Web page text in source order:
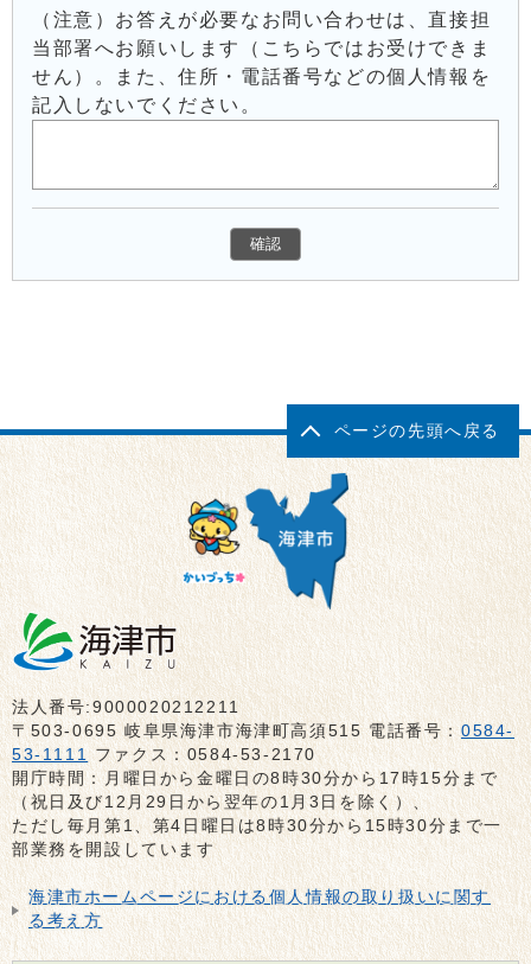
（注意）お答えが必要なお問い合わせは、直接担
当部署へお願いします（こちらではお受けできま
せん）。また、住所・電話番号などの個人情報を
記入しないでください。
ページの先頭へ戻る
法人番号:9000020212211
〒503-0695 岐阜県海津市海津町高須515 電話番号：0584-
53-1111 ファクス：0584-53-2170
開庁時間：月曜日から金曜日の8時30分から17時15分まで
（祝日及び12月29日から翌年の1月3日を除く）、
ただし毎月第1、第4日曜日は8時30分から15時30分まで一
部業務を開設しています
海津市ホームページにおける個人情報の取り扱いに関す
る考え方